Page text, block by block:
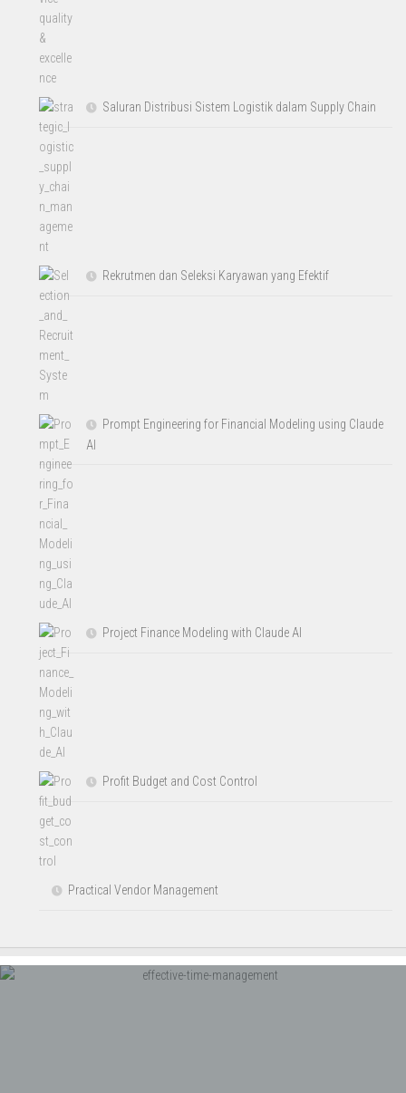
Saluran Distribusi Sistem Logistik dalam Supply Chain
Rekrutmen dan Seleksi Karyawan yang Efektif
Prompt Engineering for Financial Modeling using Claude
AI
Project Finance Modeling with Claude AI
Profit Budget and Cost Control
Practical Vendor Management